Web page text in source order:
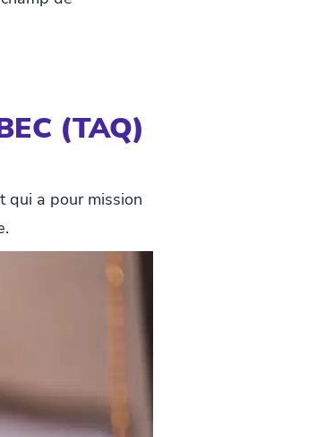
(TAQ)
qui a pour mission